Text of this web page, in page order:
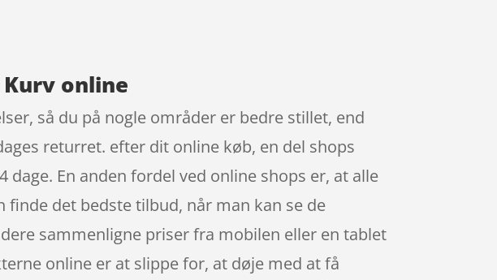
online
så du på nogle områder er bedre stillet, end
returret. efter dit online køb, en del shops
En anden fordel ved online shops er, at alle
det bedste tilbud, når man kan se de
sammenligne priser fra mobilen eller en tablet
online er at slippe for, at døje med at få